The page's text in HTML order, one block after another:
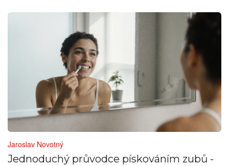
Jaroslav Novotný
Jednoduchý průvodce pískováním zubů -